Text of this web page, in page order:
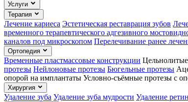
Услуги
Терапия
Лечение кариеса Эстетическая реставрация зубов
временного терапевтического адгезивного
каналов под микроскопом Перелечивание ранее
Ортопедия
Временные пластмассовые конструкции
протезы Нейлоновые протезы Бюгельные протезы
опорой на имплантаты Условно-съёмные протезы с
Хирургия
Удаление зуба Удаление зуба мудрости Удаление